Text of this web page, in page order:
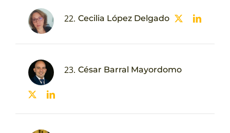
22. Cecilia López Delgado
23. César Barral Mayordomo